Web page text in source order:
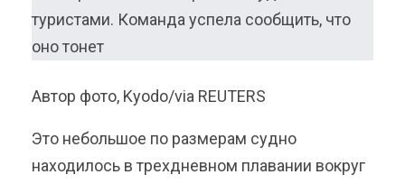
Автор фото, Kyodo/via REUTERS
Это небольшое по размерам судно
находилось в трехдневном плавании вокруг